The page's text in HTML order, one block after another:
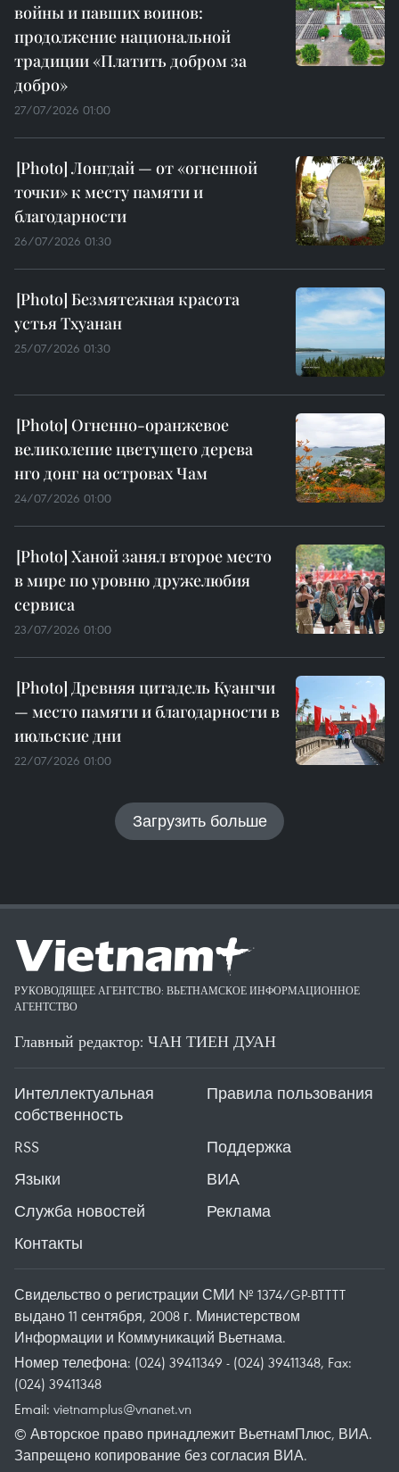
войны и павших воинов:
продолжение национальной
традиции «Платить добром за
добро»
27/07/2026 01:00
Лонгдай — от «огненной
точки» к месту памяти и
благодарности
26/07/2026 01:30
Безмятежная красота
устья Тхуанан
25/07/2026 01:30
Огненно-оранжевое
великолепие цветущего дерева
нго донг на островах Чам
24/07/2026 01:00
Ханой занял второе место
в мире по уровню дружелюбия
сервиса
23/07/2026 01:00
Древняя цитадель Куангчи
— место памяти и благодарности в
июльские дни
22/07/2026 01:00
Загрузить больше
РУКОВОДЯЩЕЕ АГЕНТСТВО: ВЬЕТНАМСКОЕ ИНФОРМАЦИОННОЕ
АГЕНТСТВО
Главный редактор: ЧАН ТИЕН ДУАН
Интеллектуальная
собственность
Правила пользования
RSS
Поддержка
Языки
ВИА
Служба новостей
Реклама
Контакты
Свидельство о регистрации СМИ № 1374/GP-BTTTT
выдано 11 сентября, 2008 г. Министерством
Информации и Коммуникаций Вьетнама.
Номер телефона: (024) 39411349 - (024) 39411348, Fax:
(024) 39411348
Email: vietnamplus@vnanet.vn
© Авторское право принадлежит ВьетнамПлюс, ВИА.
Запрещено копирование без согласия ВИА.